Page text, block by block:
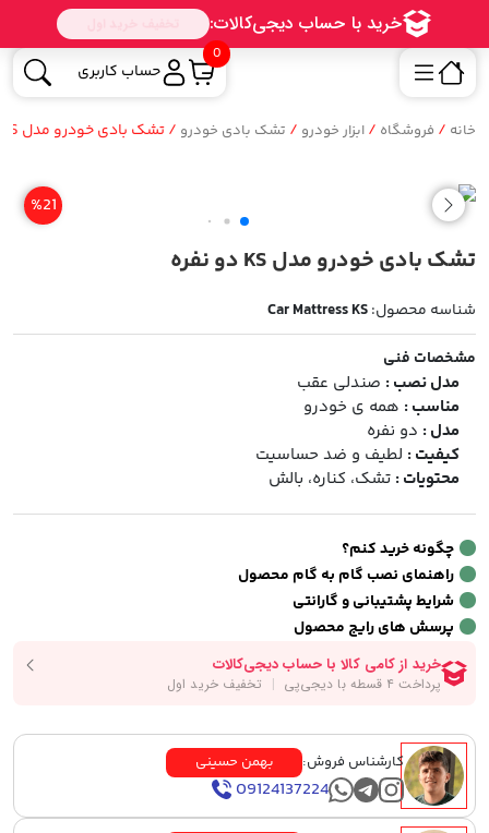
0
حساب کاربری
خانه / فروشگاه / ابزار خودرو / تشک بادی خودرو / تشک بادی خودرو مدل KS دو نفره
%21
تشک بادی خودرو مدل KS دو نفره
شناسه محصول:Car Mattress KS
مشخصات فنی
مدل نصب : صندلی عقب
مناسب : همه ی خودرو
مدل : دو نفره
کیفیت : لطیف و ضد حساسیت
محتویات : تشک، کناره، بالش
چگونه خرید کنم؟
راهنمای نصب گام به گام محصول
شرایط پشتیبانی و گارانتی
پرسش های رایج محصول
کارشناس فروش: بهمن حسینی
09124137224